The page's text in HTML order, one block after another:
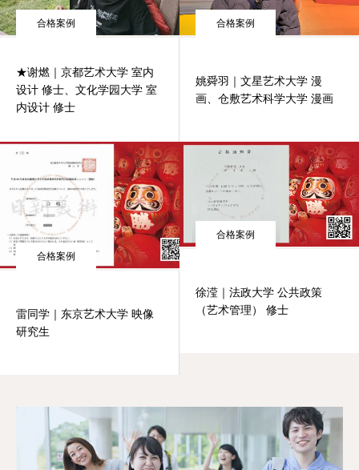
合格案例
★谢燃｜京都艺术大学 室内
设计 修士、文化学园大学 室
内设计 修士
合格案例
姚舜羽｜文星艺术大学 漫
画、仓敷艺术科学大学 漫画
合格案例
雷同学｜东京艺术大学 映像
研究生
合格案例
徐滢｜法政大学 公共政策
（艺术管理） 修士